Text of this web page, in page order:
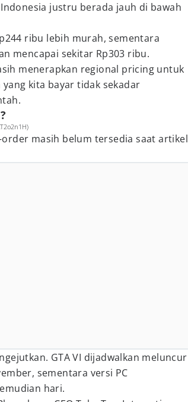
justru berada jauh di bawah
ribu lebih murah, sementara
mencapai sekitar Rp303 ribu.
menerapkan regional pricing untuk
kita bayar tidak sekadar
masih belum tersedia saat artikel
GTA VI dijadwalkan meluncur
sementara versi PC
hari.